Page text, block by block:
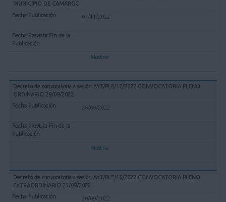
MUNICIPIO DE CAMARGO
07/11/2022
Mostrar
Decreto de convocatoria a sesión AYT/PLE/17/2022 CONVOCATORIA PLENO
ORDINARIO 29/09/2022
26/09/2022
Mostrar
Decreto de convocatoria a sesión AYT/PLE/16/2022 CONVOCATORIA PLENO
EXTRAORDINARIO 23/09/2022
20/09/2022